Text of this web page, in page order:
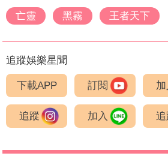
亡靈 黑霧 王者天下
追蹤娛樂星聞
下載APP 訂閱 加
追蹤 加入 追